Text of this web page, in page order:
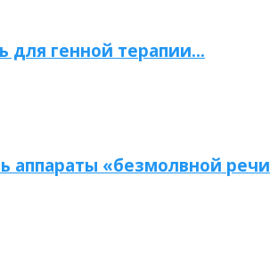
генной терапии…
аппараты «безмолвной